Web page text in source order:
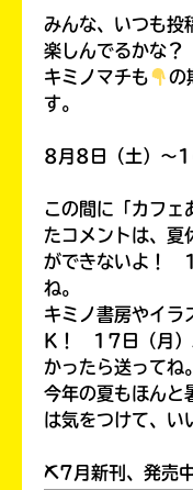
みんな、いつも投
楽しんでるかな？
キミノマチも
の
す。
8月8日（土）～
この間に「カフェ
たコメントは、夏
ができないよ！
ね。
キミノ書房やイラ
K！ 17日（月）
かったら送ってね。
今年の夏もほんと
は気をつけて、い
⛏7月新刊、発売中